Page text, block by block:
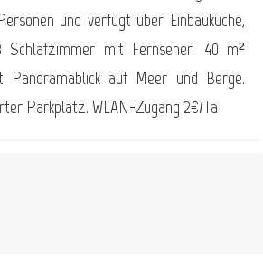
und verfügt über Einbauküche,
Schlafzimmer mit Fernseher. 40 m²
auf Meer und Berge.
Parkplatz. WLAN-Zugang 2€/Ta